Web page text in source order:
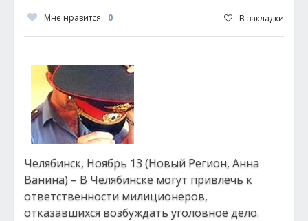
Мне нравится 0 В закладки
Челябинск, Ноябрь 13 (Новый Регион, Анна
Ванина) – В Челябинске могут привлечь к
ответственности милиционеров,
отказавшихся возбуждать уголовное дело.